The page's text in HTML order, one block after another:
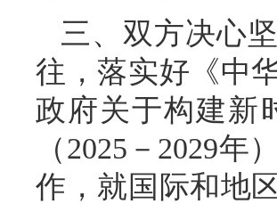
三、双方决心
往，落实好《中
政府关于构建新
（2025－2029
作，就国际和地